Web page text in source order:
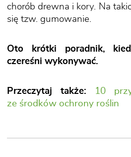
chorób drewna i kory. Na
się tzw. gumowanie.
Oto krótki poradnik,
czereśni wykonywać.
Przeczytaj także:
10
ze środków ochrony roślin